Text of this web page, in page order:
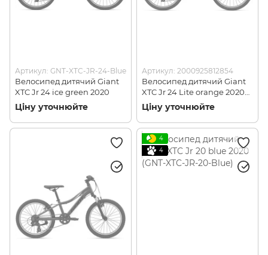
Артикул: GNT-XTC-JR-24-Blue
Велосипед дитячий Giant
XTC Jr 24 ice green 2020
Ціну уточнюйте
Артикул: 2000925812854
Велосипед дитячий Giant
XTC Jr 24 Lite orange 2020
(GNT-XTC-JR-24-Lite-
Orange)
Ціну уточнюйте
4
4